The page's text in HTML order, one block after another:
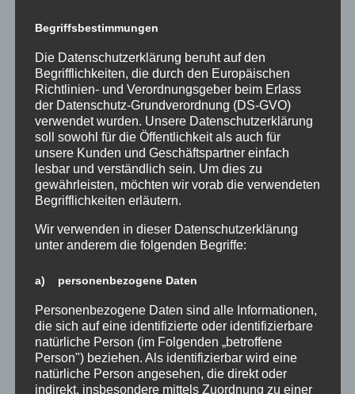
Projektchor im Finale mit den weiteren Beiträgen
(„Never too late“, „Wer, wenn nicht wir“ und „Give us
hope“).
„Ich bin froh, an einer Schule zu sein, an der ein
solches Konzert möglich ist“, würdigte die
Schulleiterin Frau Klimasch das Engagement der
Musizierenden, Lehrkräfte und Helfer.
Und auch wir möchten uns herzlich bei allen
dieses Konzert auf die Beine zu stellen:
Chr. Sielczak)
– Keyboard- und Instrumental-AG mit
Orchestermusikern (Leitung: M. Horstendahl, Chr.
Sielczak, B. Volland)
– Querflöten-AG (Leitung: S. Dalbert)
– Schlagzeug-AG (Leitung: T. Pree)
Begriffsbestimmungen
Die Datenschutzerklärung beruht auf den
Begrifflichkeiten, die durch den Europäischen
Richtlinien- und Verordnungsgeber beim Erlass
der Datenschutz-Grundverordnung (DS-GVO)
verwendet wurden. Unsere Datenschutzerklärung
soll sowohl für die Öffentlichkeit als auch für
unsere Kunden und Geschäftspartner einfach
lesbar und verständlich sein. Um dies zu
gewährleisten, möchten wir vorab die verwendeten
Begrifflichkeiten erläutern.
Wir verwenden in dieser Datenschutzerklärung
unter anderem die folgenden Begriffe:
a) personenbezogene Daten
Personenbezogene Daten sind alle Informationen,
die sich auf eine identifizierte oder identifizierbare
natürliche Person (im Folgenden „betroffene
Person") beziehen. Als identifizierbar wird eine
natürliche Person angesehen, die direkt oder
indirekt, insbesondere mittels Zuordnung zu einer